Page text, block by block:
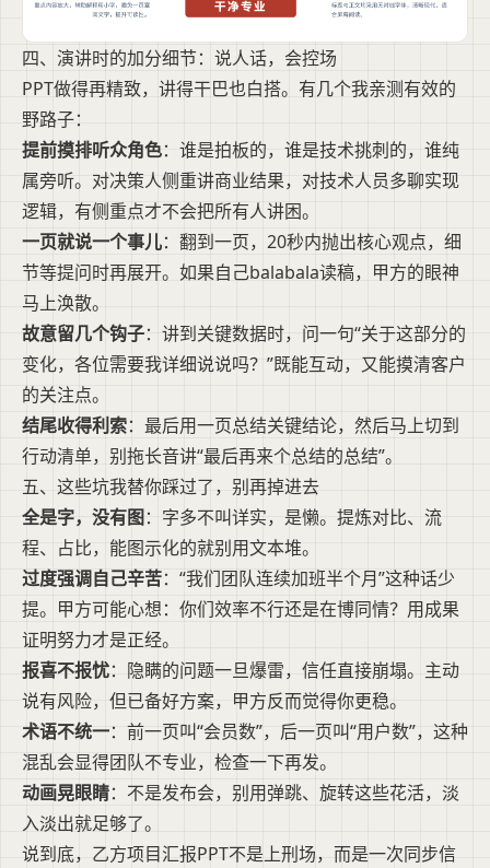
四、演讲时的加分细节：说人话，会控场
PPT做得再精致，讲得干巴也白搭。有几个我亲测有效的
野路子：
提前摸排听众角色：谁是拍板的，谁是技术挑刺的，谁纯
属旁听。对决策人侧重讲商业结果，对技术人员多聊实现
逻辑，有侧重点才不会把所有人讲困。
一页就说一个事儿：翻到一页，20秒内抛出核心观点，细
节等提问时再展开。如果自己balabala读稿，甲方的眼神
马上涣散。
故意留几个钩子：讲到关键数据时，问一句“关于这部分的
变化，各位需要我详细说说吗？”既能互动，又能摸清客户
的关注点。
结尾收得利索：最后用一页总结关键结论，然后马上切到
行动清单，别拖长音讲“最后再来个总结的总结”。
五、这些坑我替你踩过了，别再掉进去
全是字，没有图：字多不叫详实，是懒。提炼对比、流
程、占比，能图示化的就别用文本堆。
过度强调自己辛苦：“我们团队连续加班半个月”这种话少
提。甲方可能心想：你们效率不行还是在博同情？用成果
证明努力才是正经。
报喜不报忧：隐瞒的问题一旦爆雷，信任直接崩塌。主动
说有风险，但已备好方案，甲方反而觉得你更稳。
术语不统一：前一页叫“会员数”，后一页叫“用户数”，这种
混乱会显得团队不专业，检查一下再发。
动画晃眼睛：不是发布会，别用弹跳、旋转这些花活，淡
入淡出就足够了。
说到底，乙方项目汇报PPT不是上刑场，而是一次同步信